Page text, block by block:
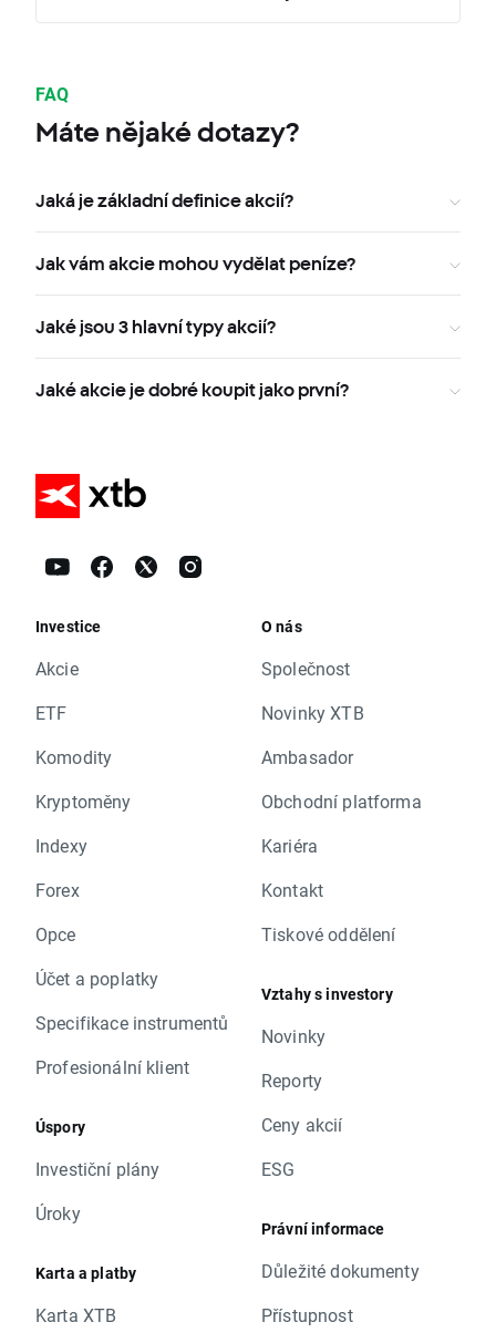
FAQ
Máte nějaké dotazy?
Jaká je základní definice akcií?
Jak vám akcie mohou vydělat peníze?
Jaké jsou 3 hlavní typy akcií?
Jaké akcie je dobré koupit jako první?
Investice
Akcie
ETF
Komodity
Kryptoměny
Indexy
Forex
Opce
Účet a poplatky
Specifikace instrumentů
Profesionální klient
Úspory
Investiční plány
Úroky
Karta a platby
Karta XTB
O nás
Společnost
Novinky XTB
Ambasador
Obchodní platforma
Kariéra
Kontakt
Tiskové oddělení
Vztahy s investory
Novinky
Reporty
Ceny akcií
ESG
Právní informace
Důležité dokumenty
Přístupnost